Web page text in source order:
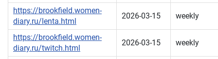
https://brookfield.women-
diary.ru/lenta.html
2026-03-15 weekly
https://brookfield.women-
diary.ru/twitch.html
2026-03-15 weekly